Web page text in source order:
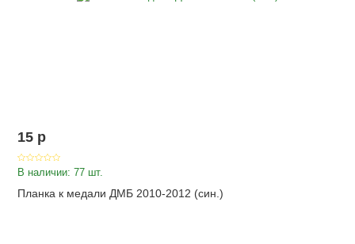
15 p
В наличии: 77 шт.
Планка к медали ДМБ 2010-2012 (син.)